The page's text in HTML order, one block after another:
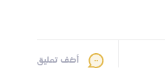
أضف تعليق